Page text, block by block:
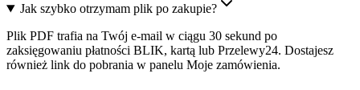
Jak szybko otrzymam plik po zakupie?
Plik PDF trafia na Twój e-mail w ciągu 30 sekund po
zaksięgowaniu płatności BLIK, kartą lub Przelewy24. Dostajesz
również link do pobrania w panelu Moje zamówienia.